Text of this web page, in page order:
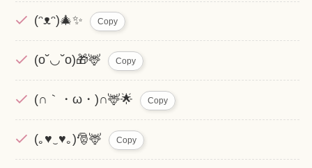
(ᵔᴥᵔ)🎄✨ Copy
(o˘◡˘o)🎁🦌 Copy
(∩｀・ω・)∩🦌🌟 Copy
(｡♥‿♥｡)🎅🦌 Copy